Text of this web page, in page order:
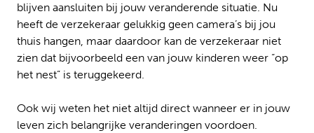
blijven aansluiten bij jouw veranderende situatie. Nu
heeft de verzekeraar gelukkig geen camera’s bij jou
thuis hangen, maar daardoor kan de verzekeraar niet
zien dat bijvoorbeeld een van jouw kinderen weer “op
het nest” is teruggekeerd.
Ook wij weten het niet altijd direct wanneer er in jouw
leven zich belangrijke veranderingen voordoen.